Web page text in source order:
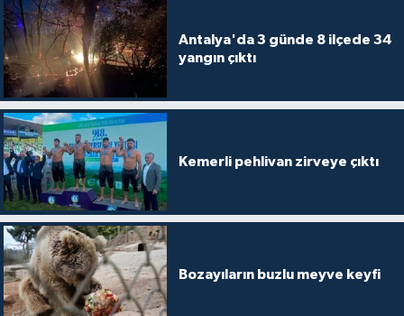
Antalya'da 3 günde 8 ilçede 34
yangın çıktı
Kemerli pehlivan zirveye çıktı
Bozayıların buzlu meyve keyfi